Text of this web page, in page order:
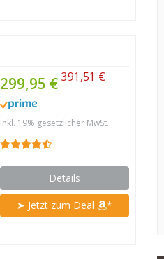
299,95 €391,51 €
inkl. 19% gesetzlicher MwSt.
Details
➤ Jetzt zum Deal *